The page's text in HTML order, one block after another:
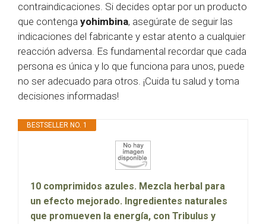
contraindicaciones. Si decides optar por un producto
que contenga yohimbina, asegúrate de seguir las
indicaciones del fabricante y estar atento a cualquier
reacción adversa. Es fundamental recordar que cada
persona es única y lo que funciona para unos, puede
no ser adecuado para otros. ¡Cuida tu salud y toma
decisiones informadas!
BESTSELLER NO. 1
10 comprimidos azules. Mezcla herbal para
un efecto mejorado. Ingredientes naturales
que promueven la energía, con Tribulus y